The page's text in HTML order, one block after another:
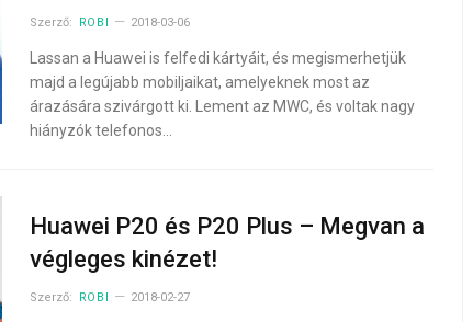
Szerző: ROBI 2018-03-06
Lassan a Huawei is felfedi kártyáit, és megismerhetjük
majd a legújabb mobiljaikat, amelyeknek most az
árazására szivárgott ki. Lement az MWC, és voltak nagy
hiányzók telefonos…
Huawei P20 és P20 Plus – Megvan a
végleges kinézet!
Szerző: ROBI 2018-02-27